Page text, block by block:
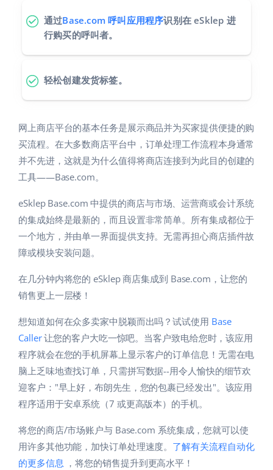
通过Base.com 呼叫应用程序识别在 eSklep 进
行购买的呼叫者。
轻松创建发货标签。
网上商店平台的基本任务是展示商品并为买家提供便捷的购
买流程。在大多数商店平台中，订单处理工作流程本身通常
并不先进，这就是为什么值得将商店连接到为此目的创建的
工具——Base.com。
eSklep Base.com 中提供的商店与市场、运营商或会计系统
的集成始终是最新的，而且设置非常简单。所有集成都位于
一个地方，并由单一界面提供支持。无需再担心商店插件故
障或模块安装问题。
在几分钟内将您的 eSklep 商店集成到 Base.com，让您的
销售更上一层楼！
想知道如何在众多卖家中脱颖而出吗？试试使用 Base
Caller让您的客户大吃一惊吧。当客户致电给您时，该应用
程序就会在您的手机屏幕上显示客户的订单信息！无需在电
脑上乏味地查找订单，只需拼写数据--用令人愉快的细节欢
迎客户："早上好，布朗先生，您的包裹已经发出"。该应用
程序适用于安卓系统（7 或更高版本）的手机。
将您的商店/市场账户与 Base.com 系统集成，您就可以使
用许多其他功能，加快订单处理速度。 了解有关流程自动化
的更多信息 ，将您的销售提升到更高水平！